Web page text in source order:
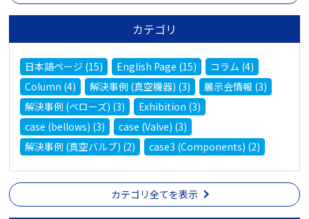
カテゴリ
日本語ページ (15) English Page (15)
コラム (4)
Column (4)
解決事例 (真空機器) (3)
展示会情報 (3)
解決事例 (ベローズ) (3)
Exhibition (3)
case (bellows) (3)
case (Valve) (3)
解決事例 (真空バルブ) (2)
case3 (Components) (2)
カテゴリ全てを表示